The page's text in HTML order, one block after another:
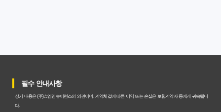
갱신형 암보험과 비갱신형, 어떤 차이가 있을까? 내게 맞는
암보험비갱신형, 평생 고정 보험료의 숨겨진 가치와 현명한
선택 기준
필수 안내사항
상기 내용은 (주)쇼엠인슈어런스의 의견이며, 계약체결에 따른 이익 또는 손실은 보험계약자 등에게 귀속됩니
다.